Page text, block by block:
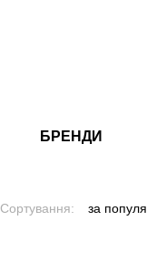
БРЕНДИ
Сортування: за